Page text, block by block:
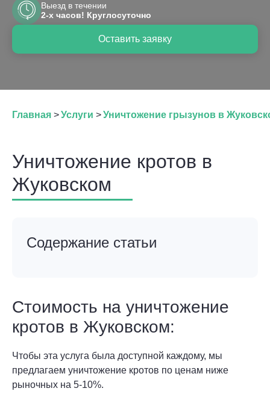
Оставить заявку
Выезд в течении
2-х часов! Круглосуточно
Главная >Услуги >Уничтожение грызунов в
Уничтожение кротов в
Жуковском
Содержание статьи
Стоимость на уничтожение
кротов в Жуковском:
Чтобы эта услуга была доступной каждому, мы
предлагаем уничтожение кротов по ценам ниже
рыночных на 5-10%.